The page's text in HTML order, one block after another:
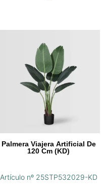
Palmera Viajera Artificial De
120 Cm (KD)
Artículo nº 25STP532029-KD